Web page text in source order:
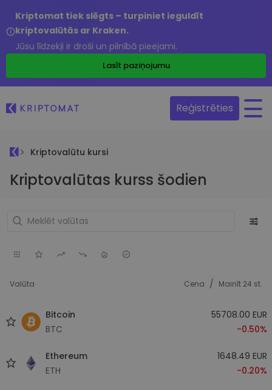
Kriptomat tiek slēgts – turpiniet ieguldīt
kriptovalūtās ar Kraken.
Jūsu līdzekļi ir droši un pilnībā pieejami.
Lasīt paziņojumu
Reģistrēties
Kriptovalūtu kursi
Kriptovalūtas kurss šodien
Valūta Cena / Mainīt 24 st.
Bitcoin
BTC
55708.00 EUR
-0.50%
Ethereum
ETH
1648.49 EUR
-0.20%